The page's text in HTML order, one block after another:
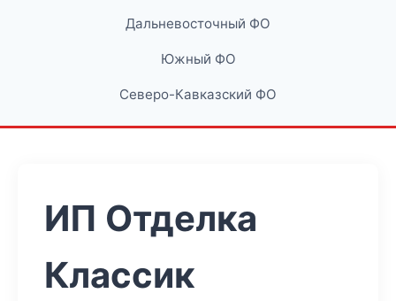
Дальневосточный ФО
Южный ФО
Северо-Кавказский ФО
ИП Отделка
Классик